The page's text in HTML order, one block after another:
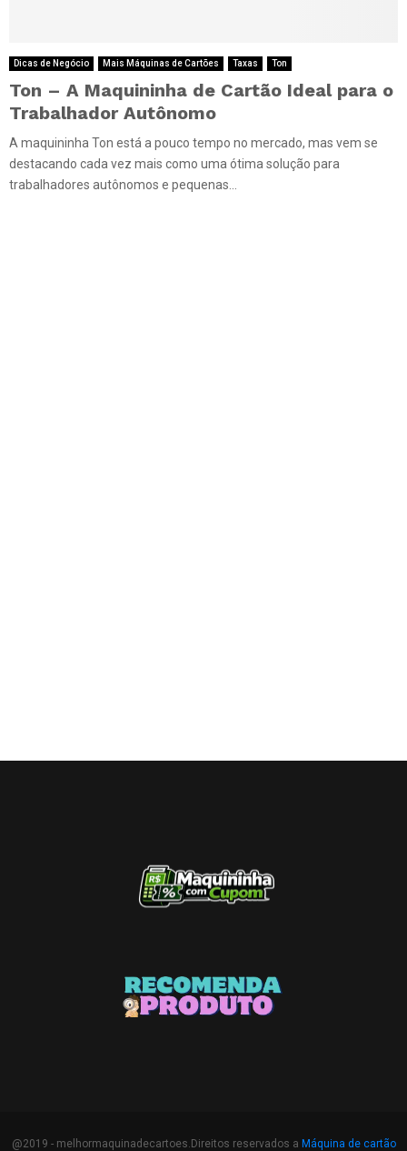
Dicas de Negócio Mais Máquinas de Cartões Taxas Ton
Ton – A Maquininha de Cartão Ideal para o
Trabalhador Autônomo
A maquininha Ton está a pouco tempo no mercado, mas vem se
destacando cada vez mais como uma ótima solução para
trabalhadores autônomos e pequenas...
@2019 - melhormaquinadecartoes.Direitos reservados a Máquina de cartão